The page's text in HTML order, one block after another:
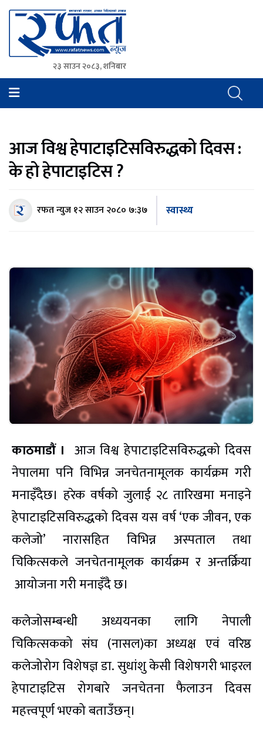
Rafat News
समाचारको रफ्तार, आवाज बिहिनहरुको आवाज
२३ साउन २०८३, शनिबार
आज विश्व हेपाटाइटिसविरुद्धको दिवस :
के हो हेपाटाइटिस ?
रफत न्युज१२ साउन २०८० ७:३७ स्वास्थ्य
काठमाडौं । आज विश्व हेपाटाइटिसविरुद्धको दिवस
नेपालमा पनि विभिन्न जनचेतनामूलक कार्यक्रम गरी
मनाइँदैछ। हरेक वर्षको जुलाई २८ तारिखमा मनाइने
हेपाटाइटिसविरुद्धको दिवस यस वर्ष ‘एक जीवन, एक
कलेजो’ नारासहित विभिन्न अस्पताल तथा
चिकित्सकले जनचेतनामूलक कार्यक्रम र अन्तर्क्रिया
आयोजना गरी मनाइँदै छ।
कलेजोसम्बन्धी अध्ययनका लागि नेपाली
चिकित्सकको संघ (नासल)का अध्यक्ष एवं वरिष्ठ
कलेजोरोग विशेषज्ञ डा. सुधांशु केसी विशेषगरी भाइरल
हेपाटाइटिस रोगबारे जनचेतना फैलाउन दिवस
महत्त्वपूर्ण भएको बताउँछन्।